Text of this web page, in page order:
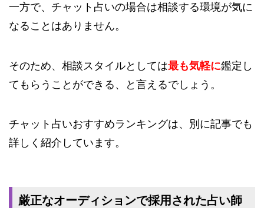
一方で、チャット占いの場合は相談する環境が気に
なることはありません。
そのため、相談スタイルとしては最も気軽に鑑定し
てもらうことができる、と言えるでしょう。
チャット占いおすすめランキングは、別に記事でも
詳しく紹介しています。
厳正なオーディションで採用された占い師